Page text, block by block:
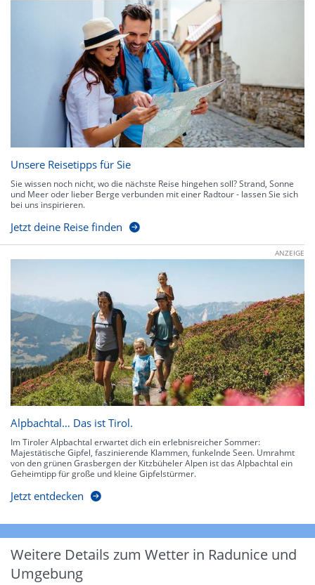
Unsere Reisetipps für Sie
Sie wissen noch nicht, wo die nächste Reise hingehen soll? Strand, Sonne
und Meer oder lieber Berge verbunden mit einer Radtour - lassen Sie sich
bei uns inspirieren.
Jetzt deine Reise finden
ANZEIGE
Alpbachtal… Das ist Tirol.
Im Tiroler Alpbachtal erwartet dich ein erlebnisreicher Sommer:
Majestätische Gipfel, faszinierende Klammen, funkelnde Seen. Umrahmt
von den grünen Grasbergen der Kitzbüheler Alpen ist das Alpbachtal ein
Geheimtipp für große und kleine Gipfelstürmer.
Jetzt entdecken
Weitere Details zum Wetter in Radunice und
Umgebung